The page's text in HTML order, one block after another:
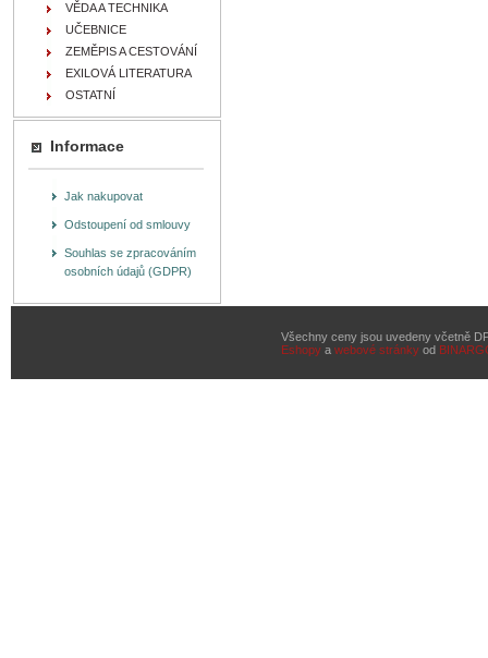
VĚDA A TECHNIKA
UČEBNICE
ZEMĚPIS A CESTOVÁNÍ
EXILOVÁ LITERATURA
OSTATNÍ
Informace
Jak nakupovat
Odstoupení od smlouvy
Souhlas se zpracováním
osobních údajů (GDPR)
Všechny ceny jsou uvedeny včetně
Eshopya webové stránkyod